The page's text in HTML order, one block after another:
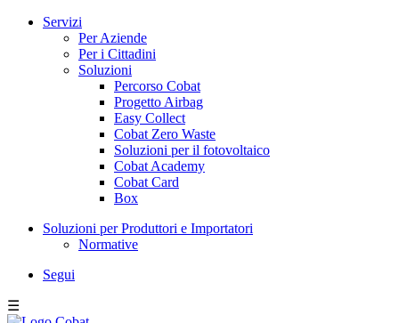
Servizi
Per Aziende
Per i Cittadini
Soluzioni
Percorso Cobat
Progetto Airbag
Easy Collect
Cobat Zero Waste
Soluzioni per il fotovoltaico
Cobat Academy
Cobat Card
Box
Soluzioni per Produttori e Importatori
Normative
Segui
☰